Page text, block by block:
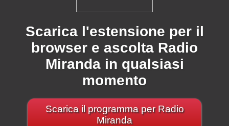
Scarica l'estensione per il
browser e ascolta Radio
Miranda in qualsiasi
momento
Scarica il programma per Radio
Miranda